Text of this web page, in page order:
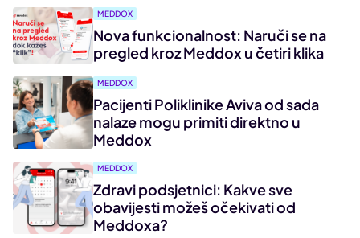
MEDDOX
Nova funkcionalnost: Naruči se na
pregled kroz Meddox u četiri klika
MEDDOX
Pacijenti Poliklinike Aviva od sada
nalaze mogu primiti direktno u
Meddox
MEDDOX
Zdravi podsjetnici: Kakve sve
obavijesti možeš očekivati od
Meddoxa?